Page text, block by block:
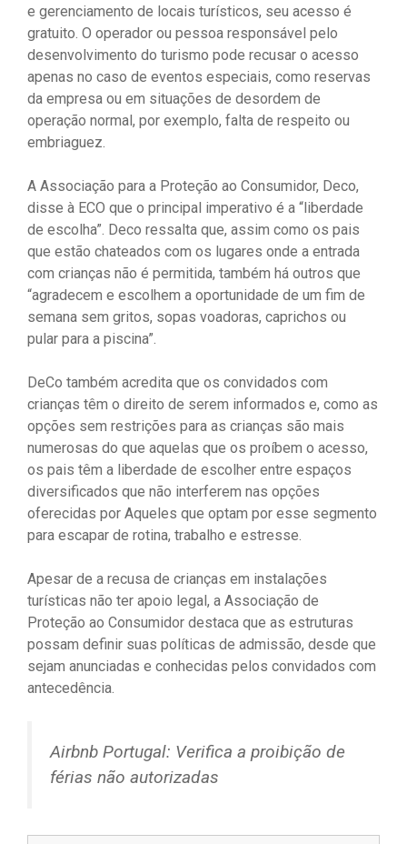
e gerenciamento de locais turísticos, seu acesso é
gratuito. O operador ou pessoa responsável pelo
desenvolvimento do turismo pode recusar o acesso
apenas no caso de eventos especiais, como reservas
da empresa ou em situações de desordem de
operação normal, por exemplo, falta de respeito ou
embriaguez.
A Associação para a Proteção ao Consumidor, Deco,
disse à ECO que o principal imperativo é a “liberdade
de escolha”. Deco ressalta que, assim como os pais
que estão chateados com os lugares onde a entrada
com crianças não é permitida, também há outros que
“agradecem e escolhem a oportunidade de um fim de
semana sem gritos, sopas voadoras, caprichos ou
pular para a piscina”.
DeCo também acredita que os convidados com
crianças têm o direito de serem informados e, como as
opções sem restrições para as crianças são mais
numerosas do que aquelas que os proíbem o acesso,
os pais têm a liberdade de escolher entre espaços
diversificados que não interferem nas opções
oferecidas por Aqueles que optam por esse segmento
para escapar de rotina, trabalho e estresse.
Apesar de a recusa de crianças em instalações
turísticas não ter apoio legal, a Associação de
Proteção ao Consumidor destaca que as estruturas
possam definir suas políticas de admissão, desde que
sejam anunciadas e conhecidas pelos convidados com
antecedência.
Airbnb Portugal: Verifica a proibição de
férias não autorizadas